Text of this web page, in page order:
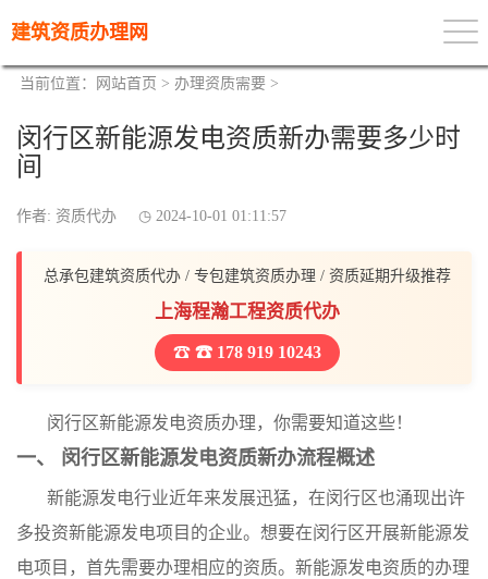
建筑资质办理网
当前位置： 网站首页 > 办理资质需要 >
闵行区新能源发电资质新办需要多少时
间
作者: 资质代办 2024-10-01 01:11:57
总承包建筑资质代办 / 专包建筑资质办理 / 资质延期升级推荐
上海程瀚工程资质代办
☎ 178 919 10243
闵行区新能源发电资质办理，你需要知道这些！
一、 闵行区新能源发电资质新办流程概述
新能源发电行业近年来发展迅猛，在闵行区也涌现出许
多投资新能源发电项目的企业。想要在闵行区开展新能源发
电项目，首先需要办理相应的资质。新能源发电资质的办理